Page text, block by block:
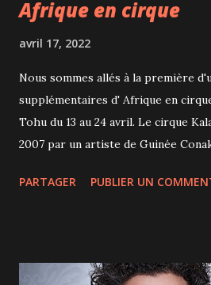
Afrique en cirque
avril 17, 2022
Nous sommes allés à la première
supplémentaires d' Afrique en
Tohu du 13 au 24 avril. Le cirque
2007 par un artiste de Guinée
découvrir sur scène. Accompagné
une joyeuse ambiance au son de la
PARTAGER PUBLIER UN